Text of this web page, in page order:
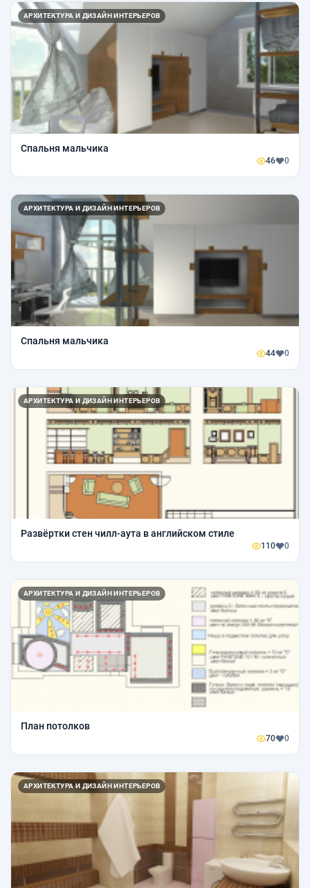
АРХИТЕКТУРА И ДИЗАЙН ИНТЕРЬЕРОВ
Спальня мальчика
46 0
АРХИТЕКТУРА И ДИЗАЙН ИНТЕРЬЕРОВ
Спальня мальчика
44 0
АРХИТЕКТУРА И ДИЗАЙН ИНТЕРЬЕРОВ
Развёртки стен чилл-аута в английском стиле
110 0
АРХИТЕКТУРА И ДИЗАЙН ИНТЕРЬЕРОВ
План потолков
70 0
АРХИТЕКТУРА И ДИЗАЙН ИНТЕРЬЕРОВ